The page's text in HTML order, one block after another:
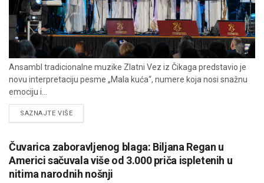
Ansambl tradicionalne muzike Zlatni Vez iz Čikaga predstavio je
novu interpretaciju pesme „Mala kuća“, numere koja nosi snažnu
emociju i...
SAZNAJTE VIŠEDETAILS
Čuvarica zaboravljenog blaga: Biljana Regan u
Americi sačuvala više od 3.000 priča ispletenih u
nitima narodnih nošnji